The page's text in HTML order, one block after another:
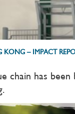
– IMPACT
chain has